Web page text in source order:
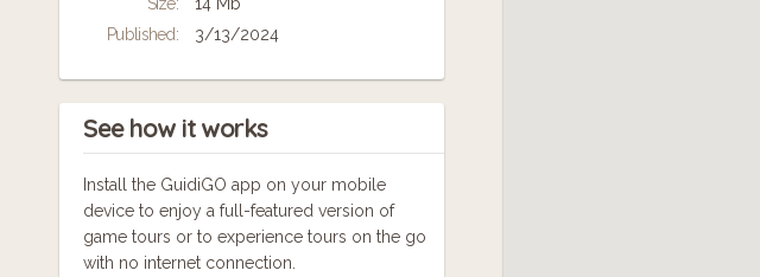
Published:
3/13/2024
See how it works
Install the GuidiGO app on your mobile
device to enjoy a full-featured version of
game tours or to experience tours on the go
with no internet connection.